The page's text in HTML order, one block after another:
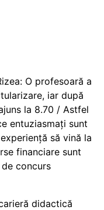
O profesoară a
iar după
la 8.70 / Astfel
entuziasmați sunt
să vină la
financiare sunt
concurs
didactică